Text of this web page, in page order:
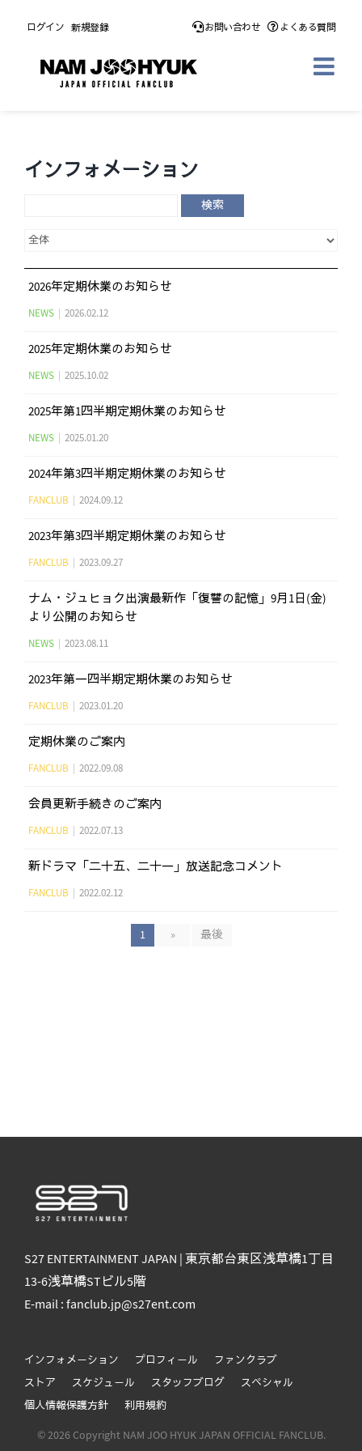
content
ログイン 新規登録 お問い合わせ よくある質問
インフォメーション
検索
2026年定期休業のお知らせ
NEWS 2026.02.12
2025年定期休業のお知らせ
NEWS 2025.10.02
2025年第1四半期定期休業のお知らせ
NEWS 2025.01.20
2024年第3四半期定期休業のお知らせ
FANCLUB 2024.09.12
2023年第3四半期定期休業のお知らせ
FANCLUB 2023.09.27
ナム・ジュヒョク出演最新作「復讐の記憶」9月1日(金)
より公開のお知らせ
NEWS 2023.08.11
2023年第一四半期定期休業のお知らせ
FANCLUB 2023.01.20
定期休業のご案内
FANCLUB 2022.09.08
会員更新手続きのご案内
FANCLUB 2022.07.13
新ドラマ「二十五、二十一」放送記念コメント
FANCLUB 2022.02.12
1 » 最後
S27 ENTERTAINMENT JAPAN | 東京都台東区浅草橋1丁目
13-6浅草橋STビル5階
E-mail : fanclub.jp@s27ent.com
インフォメーション プロフィール
ファンクラブ
ストア
スケジュール スタッフブログ
スペシャル
個人情報保護方針
利用規約
© 2026 Copyright NAM JOO HYUK JAPAN OFFICIAL FANCLUB.